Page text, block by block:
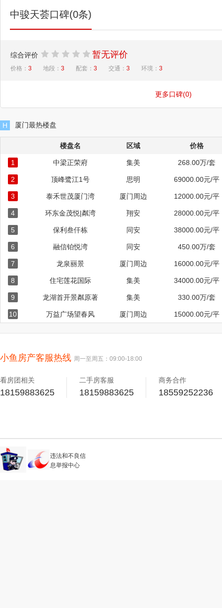
中骏天荟口碑(0条)
综合评价 暂无评价
价格： 3 地段： 3 配套： 3 交通： 3 环境： 3
更多口碑(0)
H 厦门最热楼盘
楼盘名 区域 价格
1 中梁正荣府 集美 268.00万/套
2 顶峰鹭江1号 思明 69000.00元/平
3 泰禾世茂厦门湾 厦门周边 12000.00元/平
4 环东金茂悦|粼湾 翔安 28000.00元/平
5 保利叁仟栋 同安 38000.00元/平
6 融信铂悦湾 同安 450.00万/套
7 龙泉丽景 厦门周边 16000.00元/平
8 住宅莲花国际 集美 34000.00元/平
9 龙湖首开景粼原著 集美 330.00万/套
10 万益广场望春风 厦门周边 15000.00元/平
小鱼房产客服热线 周一至周五：09:00-18:00
看房团相关
18159883625
二手房客服
18159883625
商务合作
18559252236
违法和不良信
息举报中心